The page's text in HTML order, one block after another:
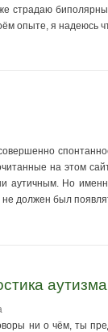
страдаю
опыте, я
на этом
аутичным. Но
должен был
ни о чём, ты